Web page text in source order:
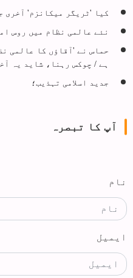
کیا 'ٹریگر میکانزم' آخری
نئے عالمی نظام میں روس
حماس نے 'آقاؤں کا عالمی
ہے / چوکس رہنا، شاید یہ
جدید اسلامی تہذیب؛
آپ کا تبصرہ
نام
ایمیل